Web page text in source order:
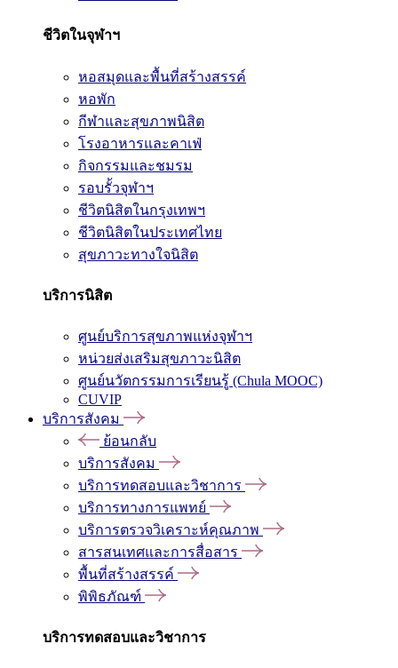
ชีวิตในจุฬาฯ
หอสมุดและพื้นที่สร้างสรรค์
หอพัก
กีฬาและสุขภาพนิสิต
โรงอาหารและคาเฟ่
กิจกรรมและชมรม
รอบรั้วจุฬาฯ
ชีวิตนิสิตในกรุงเทพฯ
ชีวิตนิสิตในประเทศไทย
สุขภาวะทางใจนิสิต
บริการนิสิต
ศูนย์บริการสุขภาพแห่งจุฬาฯ
หน่วยส่งเสริมสุขภาวะนิสิต
ศูนย์นวัตกรรมการเรียนรู้ (Chula MOOC)
CUVIP
บริการสังคม
ย้อนกลับ
บริการสังคม
บริการทดสอบและวิชาการ
บริการทางการแพทย์
บริการตรวจวิเคราะห์คุณภาพ
สารสนเทศและการสื่อสาร
พื้นที่สร้างสรรค์
พิพิธภัณฑ์
บริการทดสอบและวิชาการ